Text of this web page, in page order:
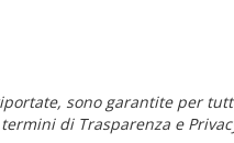
sono garantite per
di Trasparenza e